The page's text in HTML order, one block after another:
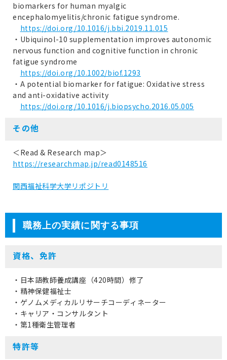
biomarkers for human myalgic
encephalomyelitis/chronic fatigue syndrome.
https://doi.org/10.1016/j.bbi.2019.11.015
・Ubiquinol-10 supplementation improves autonomic
nervous function and cognitive function in chronic
fatigue syndrome
https://doi.org/10.1002/biof.1293
・A potential biomarker for fatigue: Oxidative stress
and anti-oxidative activity
https://doi.org/10.1016/j.biopsycho.2016.05.005
その他
＜Read & Research map＞
https://researchmap.jp/read0148516
関西福祉科学大学リポジトリ
職務上の実績に関する事項
資格、免許
・日本語教師養成講座（420時間）修了
・精神保健福祉士
・ゲノムメディカルリサーチコーディネーター
・キャリア・コンサルタント
・第1種衛生管理者
特許等